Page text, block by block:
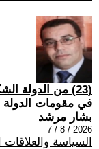
(23) من الدولة
في مقومات الدولة
بشار مرشد
2026 / 8 / 7
السياسة والعلاقات